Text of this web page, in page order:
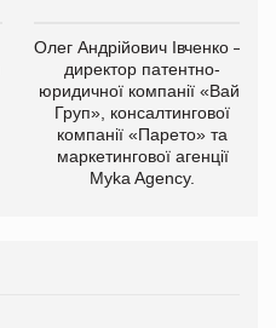
Олег Андрійович Івченко —
директор патентно-
юридичної компанії «Вайз
Груп», консалтингової
компанії «Парето» та
маркетингової агенції
Myka Agency.